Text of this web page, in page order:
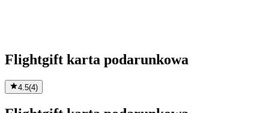
Flightgift karta podarunkowa
4.5(4)